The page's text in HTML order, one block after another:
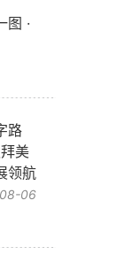
图 ·
路
美
领航
06